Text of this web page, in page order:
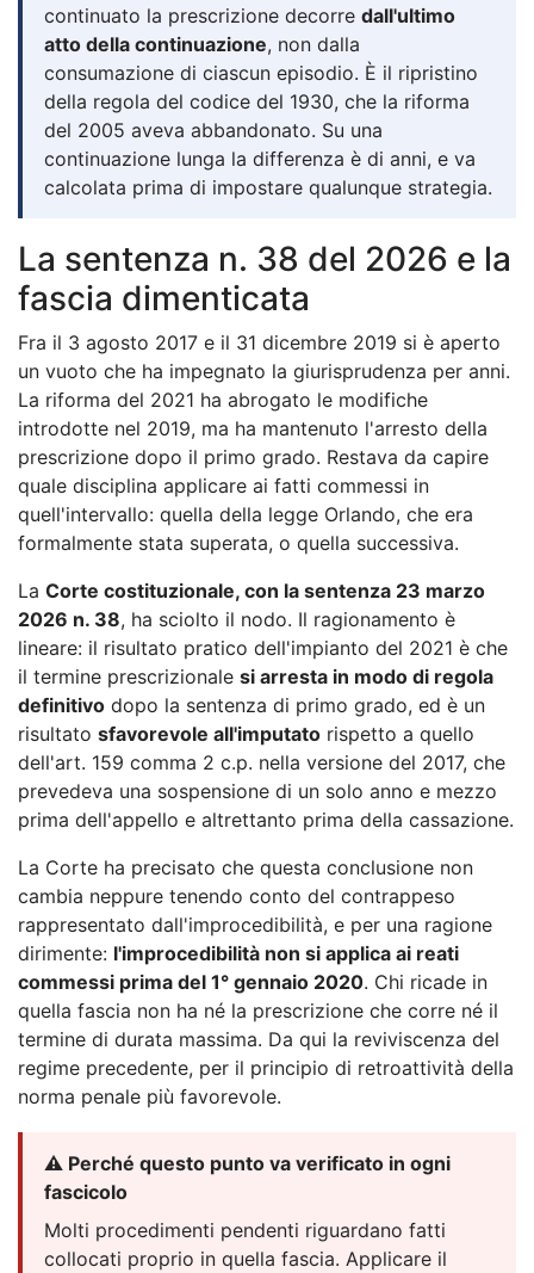
continuato la prescrizione decorre dall'ultimo
atto della continuazione, non dalla
consumazione di ciascun episodio. È il ripristino
della regola del codice del 1930, che la riforma
del 2005 aveva abbandonato. Su una
continuazione lunga la differenza è di anni, e va
calcolata prima di impostare qualunque strategia.
La sentenza n. 38 del 2026 e la
fascia dimenticata
Fra il 3 agosto 2017 e il 31 dicembre 2019 si è aperto
un vuoto che ha impegnato la giurisprudenza per anni.
La riforma del 2021 ha abrogato le modifiche
introdotte nel 2019, ma ha mantenuto l'arresto della
prescrizione dopo il primo grado. Restava da capire
quale disciplina applicare ai fatti commessi in
quell'intervallo: quella della legge Orlando, che era
formalmente stata superata, o quella successiva.
La Corte costituzionale, con la sentenza 23 marzo
2026 n. 38, ha sciolto il nodo. Il ragionamento è
lineare: il risultato pratico dell'impianto del 2021 è che
il termine prescrizionale si arresta in modo di regola
definitivo dopo la sentenza di primo grado, ed è un
risultato sfavorevole all'imputato rispetto a quello
dell'art. 159 comma 2 c.p. nella versione del 2017, che
prevedeva una sospensione di un solo anno e mezzo
prima dell'appello e altrettanto prima della cassazione.
La Corte ha precisato che questa conclusione non
cambia neppure tenendo conto del contrappeso
rappresentato dall'improcedibilità, e per una ragione
dirimente: l'improcedibilità non si applica ai reati
commessi prima del 1° gennaio 2020. Chi ricade in
quella fascia non ha né la prescrizione che corre né il
termine di durata massima. Da qui la reviviscenza del
regime precedente, per il principio di retroattività della
norma penale più favorevole.
⚠️ Perché questo punto va verificato in ogni
fascicolo
Molti procedimenti pendenti riguardano fatti
collocati proprio in quella fascia. Applicare il